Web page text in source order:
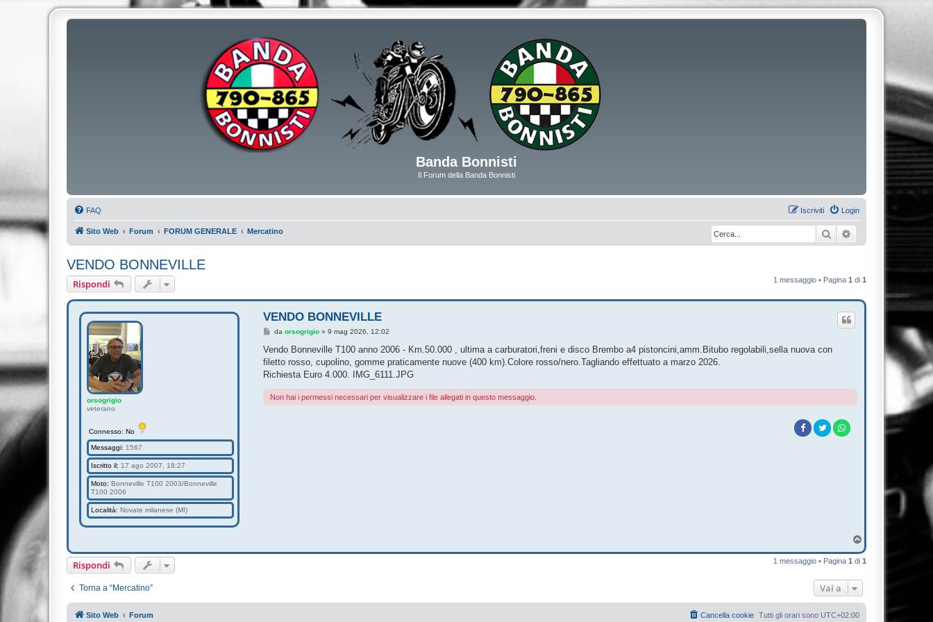
Banda Bonnisti
Il Forum della Banda Bonnisti
FAQ Login
Iscriviti
Sito Web Forum FORUM GENERALE Mercatino Cerca
VENDO BONNEVILLE
Rispondi 1 messaggio • Pagina 1 di 1
orsogrigio
veterano
Connesso: No
Messaggi: 1567
Iscritto il: 17 ago 2007, 18:27
Moto: Bonneville T100 2003/Bonneville
T100 2006
Località: Novate milanese (MI)
VENDO BONNEVILLE
M
s
a
g
i
o
daorsogrigio »9 mag 2026, 12:02
Vendo Bonneville T100 anno 2006 - Km.50.000 , ultima a carburatori,freni e disco Brembo a4 pistoncini,amm.Bitubo regolabili,sella nuova con
filetto rosso, cupolino, gomme praticamente nuove (400 km).Colore rosso/nero.Tagliando effettuato a marzo 2026.
Richiesta Euro 4.000. IMG_6111.JPG
Non hai i permessi necessari per visualizzare i file allegati in questo messaggio.
o
p
Rispondi 1 messaggio • Pagina 1 di 1
Torna a “Mercatino” Vai a
Sito Web Forum Tutti gli orari sono UTC+02:00
Cancella cookie